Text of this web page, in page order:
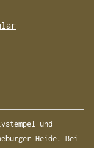
und
Heide. Bei